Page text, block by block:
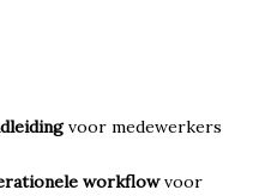
voor medewerkers
workflowvoor